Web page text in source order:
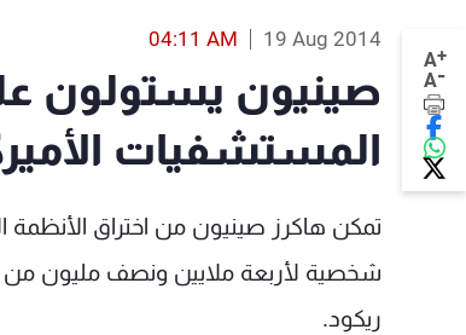
A+
A-
19 Aug 2014
04:11 AM
المستشفيات
تمكن هاكرز صينيون من اختراق الأنظمة
شخصية لأربعة ملايين ونصف مليون من
ريكود.